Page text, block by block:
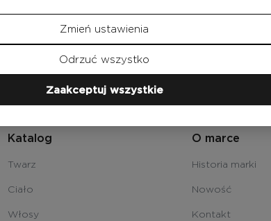
Katalog
Twarz
Ciało
Włosy
O marce
Historia marki
Nowość
Kontakt
Zmień ustawienia
Odrzuć wszystko
Zaakceptuj wszystkie